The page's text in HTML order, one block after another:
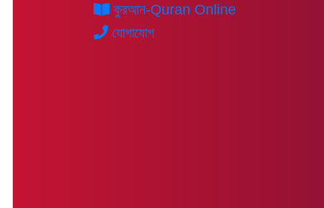
কুরআন-Quran Online
যোগাযোগ